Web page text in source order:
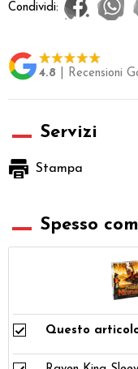
Condividi:
4.8 | Recensioni
Servizi
Stampa
Spesso
Questo